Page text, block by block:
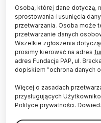
Demografia i globalna
reformę szkolnictwa
koniecznością, a nie
wtorek w Toruniu
wyższego Piotr
Welconomy Forum in
Podsekretarz stanu w
debacie pt.
Polsce", która odbyła
Osoba, której dane dotyczą,
sprostowania i usunięcia
przetwarzania. Osoba może
przetwarzanie danych
Wszelkie zgłoszenia
prosimy kierować na adres
adres Fundacja PAP, ul.
dopiskiem "ochrona danych
Więcej o zasadach
przysługujących
Polityce prywatności.